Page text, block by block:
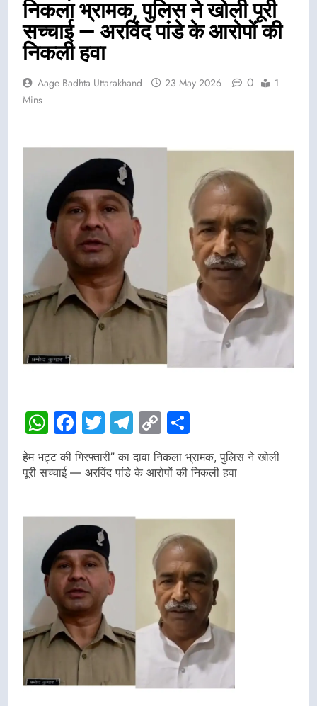
निकला भ्रामक, पुलिस ने खोली पूरी
सच्चाई — अरविंद पांडे के आरोपों की
निकली हवा
Aage Badhta Uttarakhand 23 May 2026 0
1
Mins
WhatsApp
Facebook
Twitter
Telegram
Copy
हेम भट्ट की गिरफ्तारी” का दावा निकला भ्रामक, पुलिस ने खोली
पूरी सच्चाई — अरविंद पांडे के आरोपों की निकली हवा